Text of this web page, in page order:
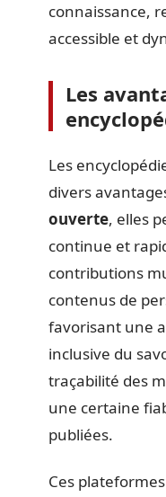
connaissance,
accessible et
Les
Les
divers
ouverte, elles
continue et
contributions
contenus de
favorisant une
inclusive du
traçabilité des
une certaine
publiées.
Ces